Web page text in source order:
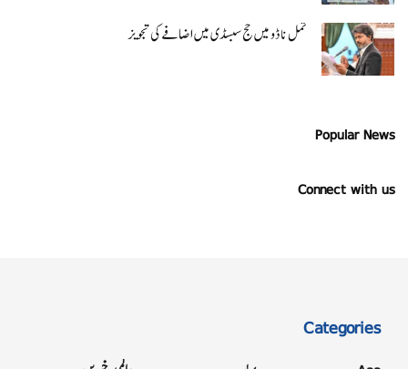
تمل ناڈو میں حج سبسڈی میں اضافے کی تجویز
Popular News
Connect with us
Categories